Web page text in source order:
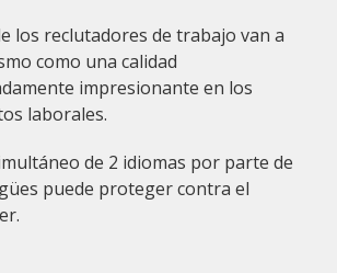
los reclutadores de trabajo van a
como una calidad
impresionante en los
laborales.
de 2 idiomas por parte de
puede proteger contra el